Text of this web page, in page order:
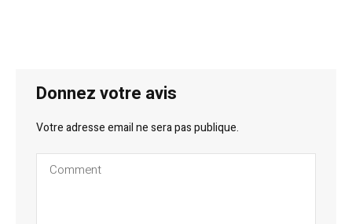
Donnez votre avis
Votre adresse email ne sera pas publique.